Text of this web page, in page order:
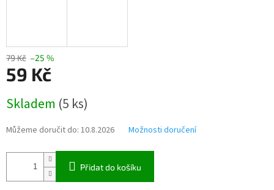
79 Kč –25 %
59 Kč
cena:
Skladem (5 ks)
Můžeme doručit do: 10.8.2026 Možnosti doručení
Přidat do košíku